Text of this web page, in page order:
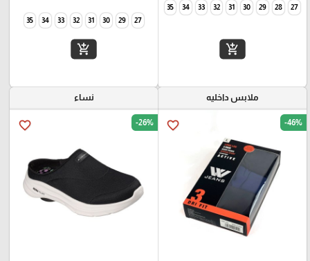
27
28
29
30
31
32
33
34
35
add_shopping_cart
27
29
30
31
32
33
34
35
add_shopping_cart
ملابس داخليه
favorite_border -46%
نساء
favorite_border -26%